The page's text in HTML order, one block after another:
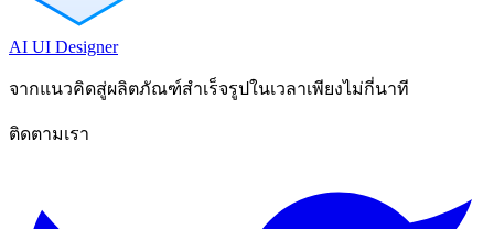
AI UI Designer
จากแนวคิดสู่ผลิตภัณฑ์สำเร็จรูปในเวลาเพียงไม่กี่นาที
ติดตามเรา